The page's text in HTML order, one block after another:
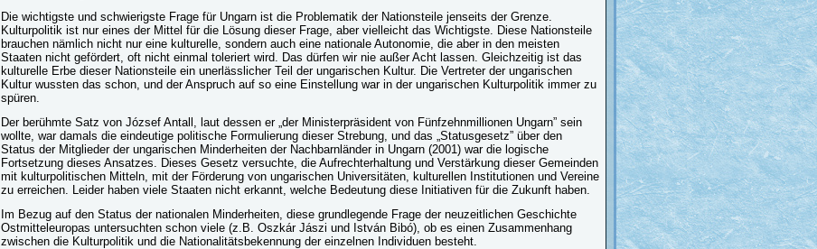
Die wichtigste und schwierigste Frage für Ungarn ist die Problematik der Nationsteile jenseits der Grenze.
Kulturpolitik ist nur eines der Mittel für die Lösung dieser Frage, aber vielleicht das Wichtigste. Diese Nationsteile
brauchen nämlich nicht nur eine kulturelle, sondern auch eine nationale Autonomie, die aber in den meisten
Staaten nicht gefördert, oft nicht einmal toleriert wird. Das dürfen wir nie außer Acht lassen. Gleichzeitig ist das
kulturelle Erbe dieser Nationsteile ein unerlässlicher Teil der ungarischen Kultur. Die Vertreter der ungarischen
Kultur wussten das schon, und der Anspruch auf so eine Einstellung war in der ungarischen Kulturpolitik immer zu
spüren.
Der berühmte Satz von József Antall, laut dessen er „der Ministerpräsident von Fünfzehnmillionen Ungarn” sein
wollte, war damals die eindeutige politische Formulierung dieser Strebung, und das „Statusgesetz” über den
Status der Mitglieder der ungarischen Minderheiten der Nachbarnländer in Ungarn (2001) war die logische
Fortsetzung dieses Ansatzes. Dieses Gesetz versuchte, die Aufrechterhaltung und Verstärkung dieser Gemeinden
mit kulturpolitischen Mitteln, mit der Förderung von ungarischen Universitäten, kulturellen Institutionen und Vereine
zu erreichen. Leider haben viele Staaten nicht erkannt, welche Bedeutung diese Initiativen für die Zukunft haben.
Im Bezug auf den Status der nationalen Minderheiten, diese grundlegende Frage der neuzeitlichen Geschichte
Ostmitteleuropas untersuchten schon viele (z.B. Oszkár Jászi und István Bibó), ob es einen Zusammenhang
zwischen die Kulturpolitik und die Nationalitätsbekennung der einzelnen Individuen besteht.